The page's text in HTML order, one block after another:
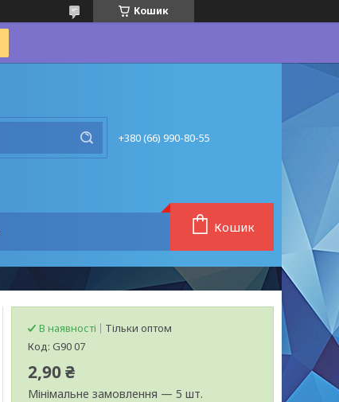
Кошик
+380 (66) 990-80-55
Кошик
В наявності
Тільки оптом
Код: G90 07
2,90 ₴
Мінімальне замовлення — 5 шт.